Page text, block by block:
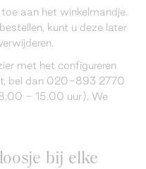
aan het winkelmandje.
kunt u deze later
met het configureren
bel dan 020-893 2770
- 15.00 uur). We
bij elke